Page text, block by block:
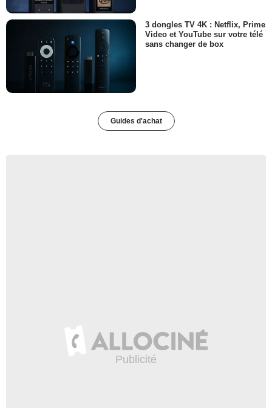
3 dongles TV 4K : Netflix, Prime
Video et YouTube sur votre télé
sans changer de box
Guides d'achat